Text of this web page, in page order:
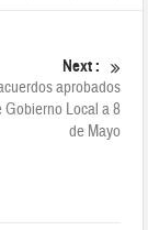
Next :
aprobados
Gobierno Local a 8
de Mayo